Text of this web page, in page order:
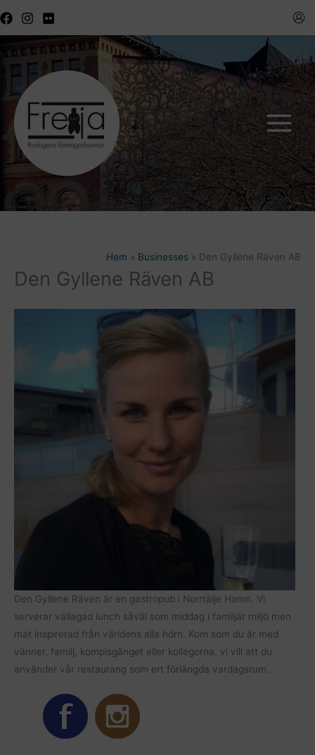
till
Hem Businesses Den Gyllene Räven AB
Den Gyllene Räven AB
Den Gyllene Räven är en gastropub i Norrtälje Hamn. Vi
serverar vällagad lunch såväl som middag i familjär miljö men
mat inspirerad från världens alla hörn. Kom som du är med
vänner, familj, kompisgänget eller kollegorna, vi vill att du
använder vår restaurang som ert förlängda vardagsrum.